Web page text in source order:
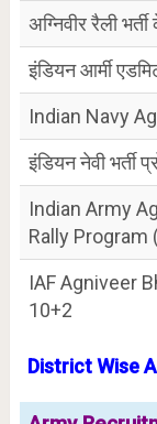
अग्निवीर रैली
इंडियन आर्मी
Indian Navy
इंडियन नेवी भर्ती
Indian Army
Rally
IAF Agniveer
10+2
District Wise